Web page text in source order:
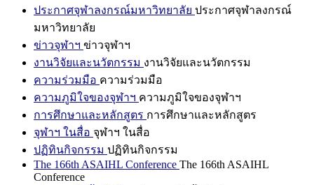
ประกาศจุฬาลงกรณ์มหาวิทยาลัย ประกาศจุฬาลงกรณ์
มหาวิทยาลัย
ข่าวจุฬาฯ ข่าวจุฬาฯ
งานวิจัยและนวัตกรรม งานวิจัยและนวัตกรรม
ความร่วมมือ ความร่วมมือ
ความภูมิใจของจุฬาฯ ความภูมิใจของจุฬาฯ
การศึกษาและหลักสูตร การศึกษาและหลักสูตร
จุฬาฯ ในสื่อ จุฬาฯ ในสื่อ
ปฏิทินกิจกรรม ปฏิทินกิจกรรม
The 166th ASAIHL Conference The 166th ASAIHL
Conference